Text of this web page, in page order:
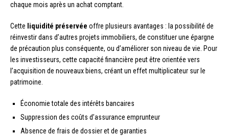
chaque mois après un achat comptant.
Cette liquidité préservée offre plusieurs avantages : la possibilité de
réinvestir dans d’autres projets immobiliers, de constituer une épargne
de précaution plus conséquente, ou d’améliorer son niveau de vie. Pour
les investisseurs, cette capacité financière peut être orientée vers
l’acquisition de nouveaux biens, créant un effet multiplicateur sur le
patrimoine.
Économie totale des intérêts bancaires
Suppression des coûts d’assurance emprunteur
Absence de frais de dossier et de garanties